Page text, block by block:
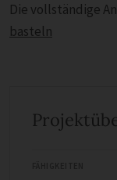
Die vollständige
basteln